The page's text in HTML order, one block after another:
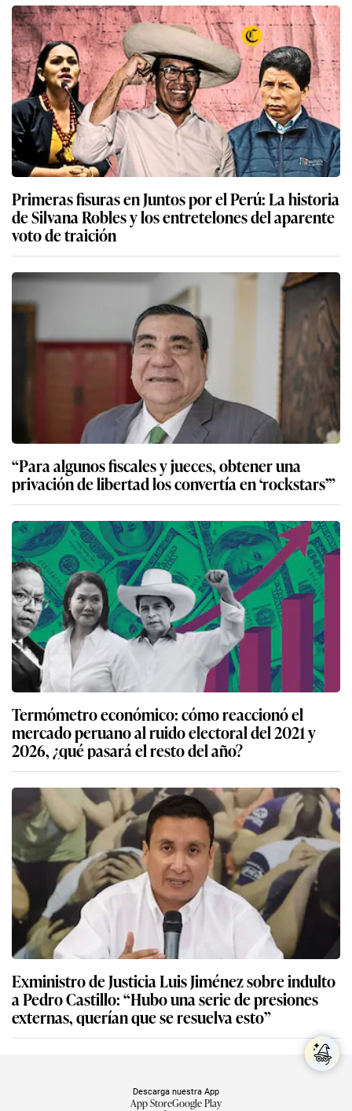
Primeras fisuras en Juntos por el Perú: La historia
de Silvana Robles y los entretelones del aparente
voto de traición
“Para algunos fiscales y jueces, obtener una
privación de libertad los convertía en ‘rockstars’”
Termómetro económico: cómo reaccionó el
mercado peruano al ruido electoral del 2021 y
2026, ¿qué pasará el resto del año?
Exministro de Justicia Luis Jiménez sobre indulto
a Pedro Castillo: “Hubo una serie de presiones
externas, querían que se resuelva esto”
Descarga nuestra App
App StoreGoogle Play